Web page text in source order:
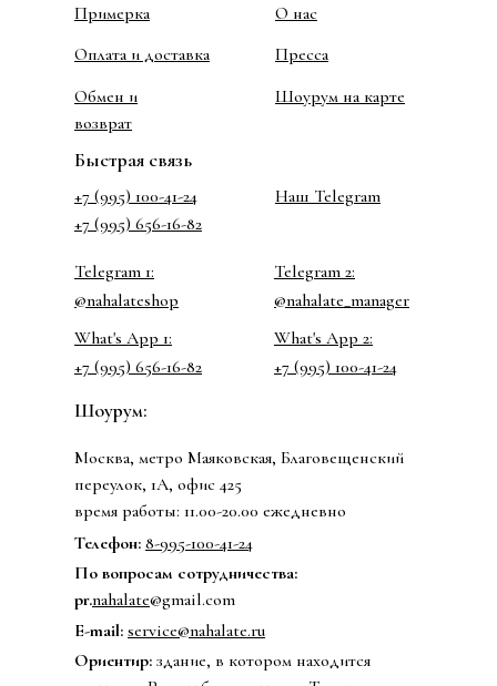
Примерка
О нас
Оплата и доставка
Обмен и
возврат
Пресса
Ориентир: здание, в котором находится
Шоурум:
Москва, метро Маяковская, Благовещенский
переулок, 1А, офис 425
время работы: 11.00-20.00 ежедневно
Шоурум на карте
Телефон: 8-995-100-41-24
E-mail: service@nahalate.ru
Быстрая связь
По вопросам сотрудничества:
pr.nahalate@gmail.com
+7 (995) 100-41-24
Telegram 1:
Наш Telegram
@nahalate_manager
Telegram 2:
@nahalateshop
What's App 1:
+7 (995) 100-41-24
What's App 2:
+7 (995) 656-16-82
+7 (995) 656-16-82